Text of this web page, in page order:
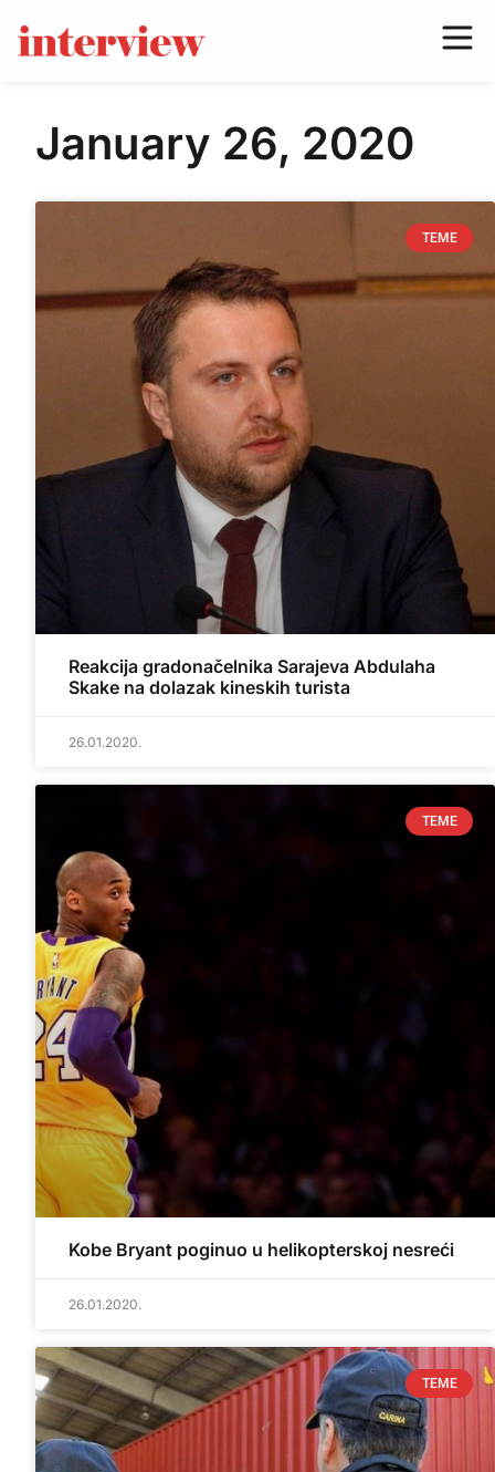
January 26, 2020
TEME
Reakcija gradonačelnika Sarajeva Abdulaha
Skake na dolazak kineskih turista
26.01.2020.
TEME
Kobe Bryant poginuo u helikopterskoj nesreći
26.01.2020.
TEME